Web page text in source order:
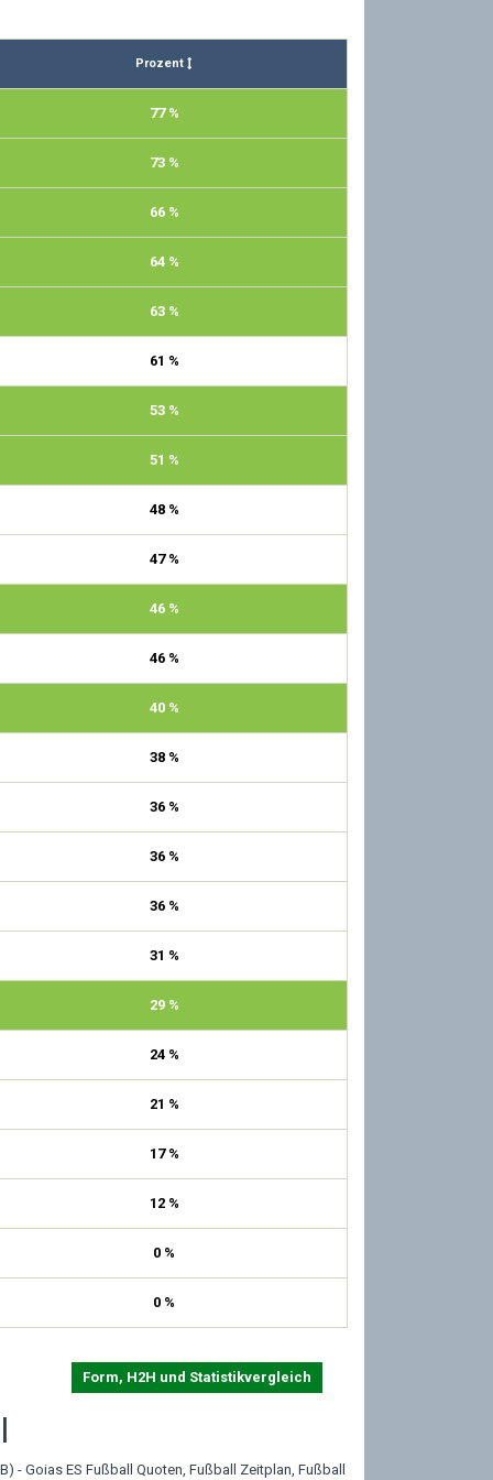
Prozent
77 %
73 %
66 %
64 %
63 %
61 %
53 %
51 %
48 %
47 %
46 %
46 %
40 %
38 %
36 %
36 %
36 %
31 %
29 %
24 %
21 %
17 %
12 %
0 %
0 %
Form, H2H und Statistikvergleich
- Goias ES Fußball Quoten, Fußball Zeitplan, Fußball